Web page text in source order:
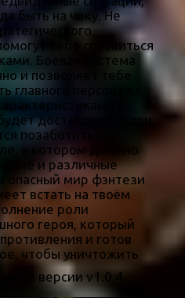
быть на чеку. Не
тебе справиться
Боевая система
и позволяет тебе
главного персонажа,
и
достаточно силен,
позаботиться о
в котором должно
и различные
опасный мир фэнтези
встать на твоём
роли
героя, который
и готов
чтобы уничтожить
версии v1.0.4